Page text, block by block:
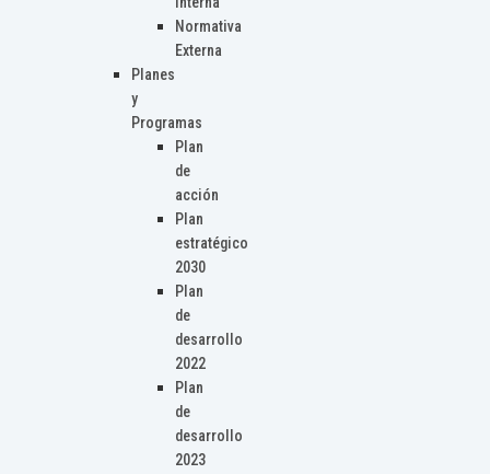
Normativa
Externa
Planes
y
Programas
Plan
de
acción
Plan
estratégico
2030
Plan
de
desarrollo
2022
Plan
de
desarrollo
2023